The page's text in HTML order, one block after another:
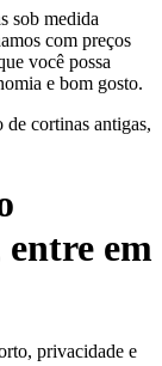
sob medida
com preços
você possa
e bom gosto.
cortinas antigas,
entre em
privacidade e